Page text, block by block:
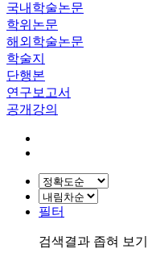
국내학술논문
학위논문
해외학술논문
학술지
단행본
연구보고서
공개강의
필터
검색결과 좁혀 보기